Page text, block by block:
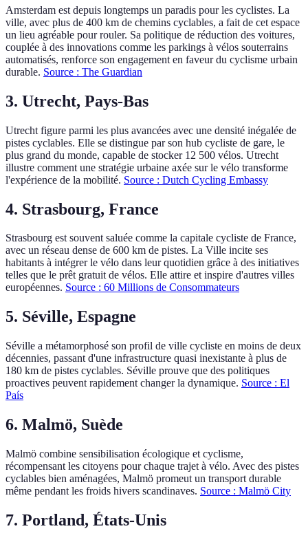
Amsterdam est depuis longtemps un paradis pour les cyclistes. La
ville, avec plus de 400 km de chemins cyclables, a fait de cet espace
un lieu agréable pour rouler. Sa politique de réduction des voitures,
couplée à des innovations comme les parkings à vélos souterrains
automatisés, renforce son engagement en faveur du cyclisme urbain
durable. Source : The Guardian
3. Utrecht, Pays-Bas
Utrecht figure parmi les plus avancées avec une densité inégalée de
pistes cyclables. Elle se distingue par son hub cycliste de gare, le
plus grand du monde, capable de stocker 12 500 vélos. Utrecht
illustre comment une stratégie urbaine axée sur le vélo transforme
l'expérience de la mobilité. Source : Dutch Cycling Embassy
4. Strasbourg, France
Strasbourg est souvent saluée comme la capitale cycliste de France,
avec un réseau dense de 600 km de pistes. La Ville incite ses
habitants à intégrer le vélo dans leur quotidien grâce à des initiatives
telles que le prêt gratuit de vélos. Elle attire et inspire d'autres villes
européennes. Source : 60 Millions de Consommateurs
5. Séville, Espagne
Séville a métamorphosé son profil de ville cycliste en moins de deux
décennies, passant d'une infrastructure quasi inexistante à plus de
180 km de pistes cyclables. Séville prouve que des politiques
proactives peuvent rapidement changer la dynamique. Source : El
País
6. Malmö, Suède
Malmö combine sensibilisation écologique et cyclisme,
récompensant les citoyens pour chaque trajet à vélo. Avec des pistes
cyclables bien aménagées, Malmö promeut un transport durable
même pendant les froids hivers scandinaves. Source : Malmö City
7. Portland, États-Unis